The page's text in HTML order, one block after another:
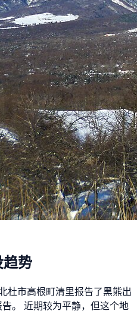
势
杜市高根町清里报告了黑熊出
。 近期较为平静，但这个地